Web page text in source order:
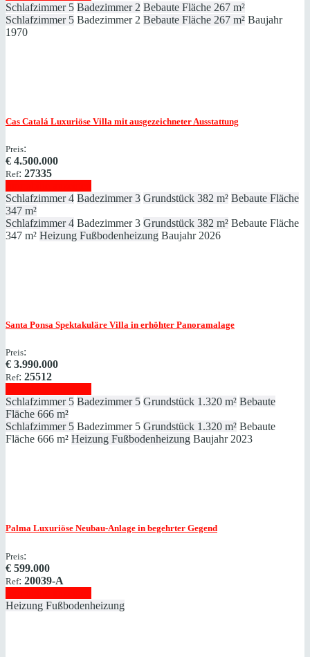
Schlafzimmer 5 Badezimmer 2 Bebaute Fläche 267 m²
Schlafzimmer 5 Badezimmer 2 Bebaute Fläche 267 m² Baujahr
1970
Cas Catalá Luxuriöse Villa mit ausgezeichneter Ausstattung
Preis:
€ 4.500.000
Ref: 27335
Schlafzimmer 4 Badezimmer 3 Grundstück 382 m² Bebaute Fläche
347 m²
Schlafzimmer 4 Badezimmer 3 Grundstück 382 m² Bebaute Fläche
347 m² Heizung Fußbodenheizung Baujahr 2026
Santa Ponsa Spektakuläre Villa in erhöhter Panoramalage
Preis:
€ 3.990.000
Ref: 25512
Schlafzimmer 5 Badezimmer 5 Grundstück 1.320 m² Bebaute
Fläche 666 m²
Schlafzimmer 5 Badezimmer 5 Grundstück 1.320 m² Bebaute
Fläche 666 m² Heizung Fußbodenheizung Baujahr 2023
Palma Luxuriöse Neubau-Anlage in begehrter Gegend
Preis:
€ 599.000
Ref: 20039-A
Heizung Fußbodenheizung